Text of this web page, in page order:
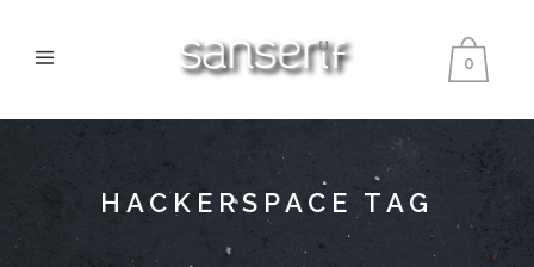
0
HACKERSPACE TAG